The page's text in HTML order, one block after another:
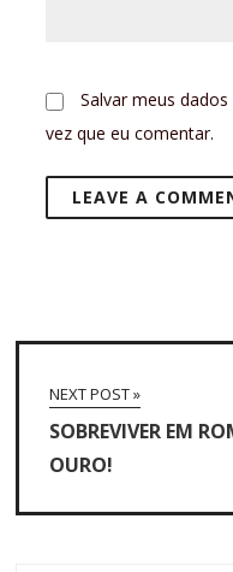
Salvar meus
vez que eu comentar.
NEXT POST »
SOBREVIVER EM
OURO!